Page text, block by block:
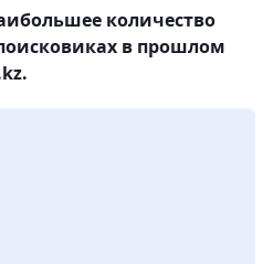
количество
в прошлом